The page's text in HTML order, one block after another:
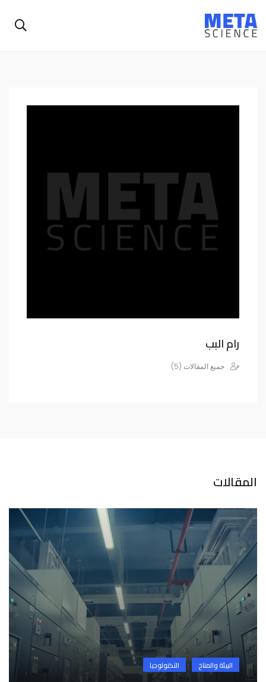
رام البب
جميع المقالات (5)
المقالات
البيئة والمناخ التكنولوجيا